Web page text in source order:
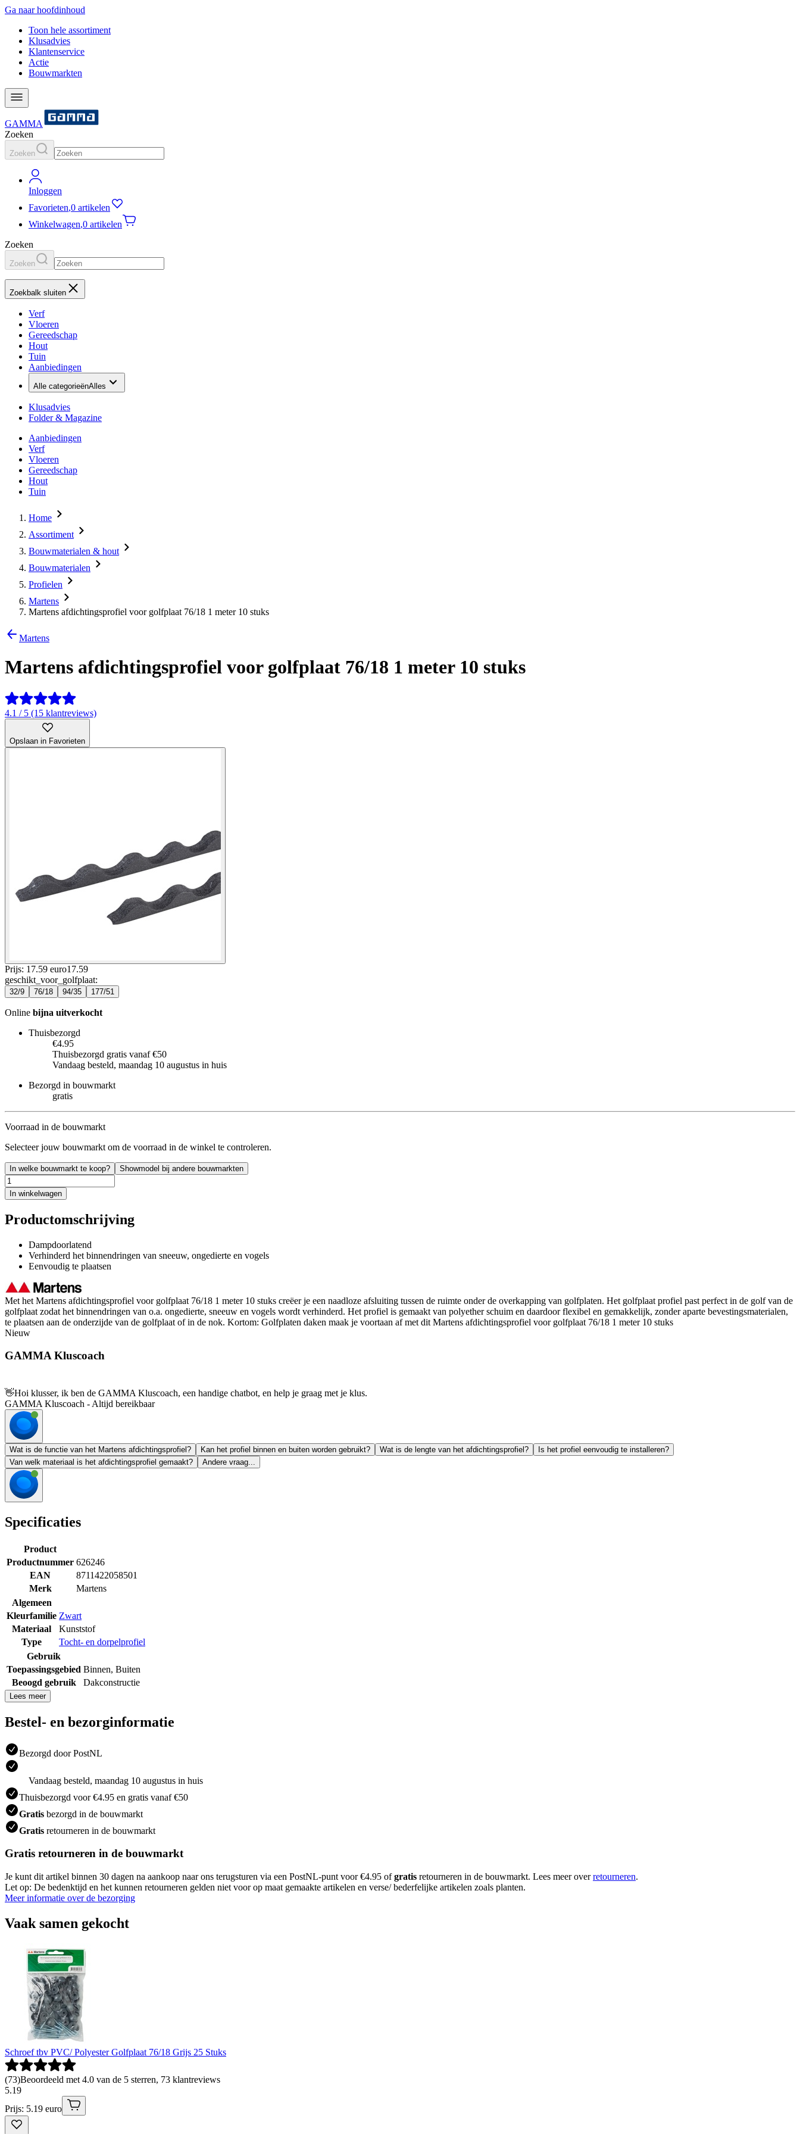
Ga naar hoofdinhoud
Toon hele assortiment
Klusadvies
Klantenservice
Actie
Bouwmarkten
GAMMA
Zoeken
Zoeken
Inloggen
Favorieten,0 artikelen
Winkelwagen,0 artikelen
Zoeken
Zoeken
Zoekbalk sluiten
Verf
Vloeren
Gereedschap
Hout
Tuin
Aanbiedingen
Alle categorieënAlles
Klusadvies
Folder & Magazine
Aanbiedingen
Verf
Vloeren
Gereedschap
Hout
Tuin
Home
Assortiment
Bouwmaterialen & hout
Bouwmaterialen
Profielen
Martens
Martens afdichtingsprofiel voor golfplaat 76/18 1 meter 10 stuks
Martens
Martens afdichtingsprofiel voor golfplaat 76/18 1 meter 10 stuks
4.1 / 5 (15 klantreviews)
Opslaan in Favorieten
Prijs: 17.59 euro17.59
geschikt_voor_golfplaat:
32/9 76/18 94/35 177/51
Online bijna uitverkocht
Thuisbezorgd
€4.95
Thuisbezorgd gratis vanaf €50
Vandaag besteld, maandag 10 augustus in huis
Bezorgd in bouwmarkt
gratis
Voorraad in de bouwmarkt
Selecteer jouw bouwmarkt om de voorraad in de winkel te controleren.
In welke bouwmarkt te koop? Showmodel bij andere bouwmarkten
In winkelwagen
Productomschrijving
Dampdoorlatend
Verhinderd het binnendringen van sneeuw, ongedierte en vogels
Eenvoudig te plaatsen
Met het Martens afdichtingsprofiel voor golfplaat 76/18 1 meter 10 stuks creëer je een naadloze afsluiting tussen de ruimte onder de overkapping van golfplaten. Het golfplaat profiel past perfect in de golf van de
golfplaat zodat het binnendringen van o.a. ongedierte, sneeuw en vogels wordt verhinderd. Het profiel is gemaakt van polyether schuim en daardoor flexibel en gemakkelijk, zonder aparte bevestingsmaterialen,
te plaatsen aan de onderzijde van de golfplaat of in de nok. Kortom: Golfplaten daken maak je voortaan af met dit Martens afdichtingsprofiel voor golfplaat 76/18 1 meter 10 stuks
Nieuw
GAMMA Kluscoach
👋Hoi klusser, ik ben de GAMMA Kluscoach, een handige chatbot, en help je graag met je klus.
GAMMA Kluscoach - Altijd bereikbaar
Wat is de functie van het Martens afdichtingsprofiel? Kan het profiel binnen en buiten worden gebruikt? Wat is de lengte van het afdichtingsprofiel?
Is het profiel eenvoudig te installeren?
Van welk materiaal is het afdichtingsprofiel gemaakt?
Andere vraag...
Specificaties
Product
Productnummer 626246
EAN
8711422058501
Merk
Martens
Algemeen
Kleurfamilie Zwart
Materiaal
Kunststof
Type
Tocht- en dorpelprofiel
Gebruik
Toepassingsgebied Binnen, Buiten
Beoogd gebruik
Dakconstructie
Lees meer
Bestel- en bezorginformatie
Bezorgd door PostNL
Vandaag besteld, maandag 10 augustus in huis
Thuisbezorgd voor €4.95 en gratis vanaf €50
Gratis bezorgd in de bouwmarkt
Gratis retourneren in de bouwmarkt
Gratis retourneren in de bouwmarkt
Je kunt dit artikel binnen 30 dagen na aankoop naar ons terugsturen via een PostNL-punt voor €4.95 ofgratis retourneren in de bouwmarkt. Lees meer overretourneren.
Let op: De bedenktijd en het kunnen retourneren gelden niet voor op maat gemaakte artikelen en verse/ bederfelijke artikelen zoals planten.
Meer informatie over de bezorging
Vaak samen gekocht
Schroef tbv PVC/ Polyester Golfplaat 76/18 Grijs 25 Stuks
(73)Beoordeeld met 4.0 van de 5 sterren, 73 klantreviews
5.19
Prijs: 5.19 euro